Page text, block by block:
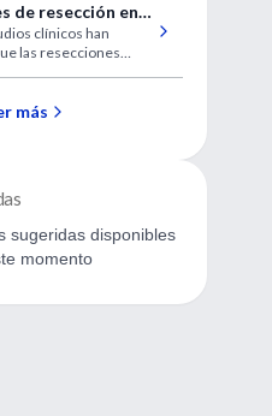
de resección en
del
cutáneo
clínicos han
las resecciones
más
sugeridas disponibles
momento